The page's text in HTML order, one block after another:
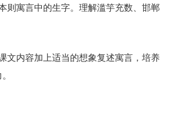
则寓言中的生字。理解滥竽充数、邯郸
文内容加上适当的想象复述寓言，培养